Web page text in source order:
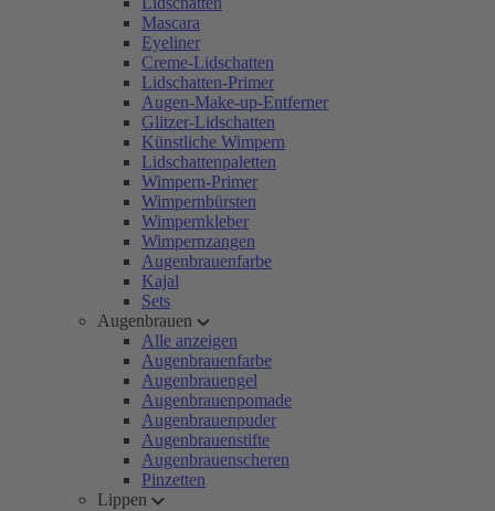
Mascara
Eyeliner
Creme-Lidschatten
Lidschatten-Primer
Augen-Make-up-Entferner
Glitzer-Lidschatten
Künstliche Wimpern
Lidschattenpaletten
Wimpern-Primer
Wimpernbürsten
Wimpernkleber
Wimpernzangen
Augenbrauenfarbe
Kajal
Sets
Augenbrauen
Alle anzeigen
Augenbrauenfarbe
Augenbrauengel
Augenbrauenpomade
Augenbrauenpuder
Augenbrauenstifte
Augenbrauenscheren
Pinzetten
Lippen